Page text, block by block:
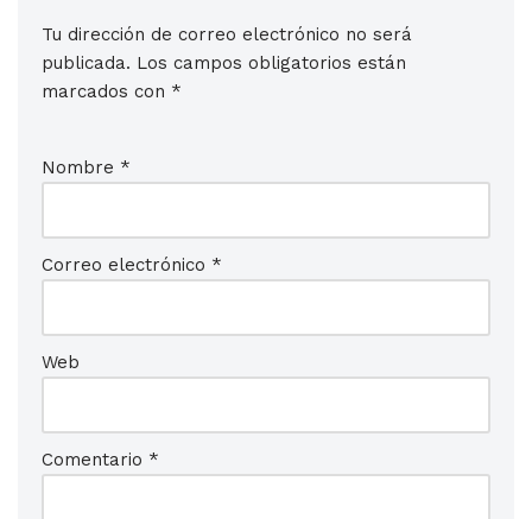
Tu dirección de correo electrónico no será
publicada. Los campos obligatorios están
marcados con *
Nombre *
Correo electrónico *
Web
Comentario *